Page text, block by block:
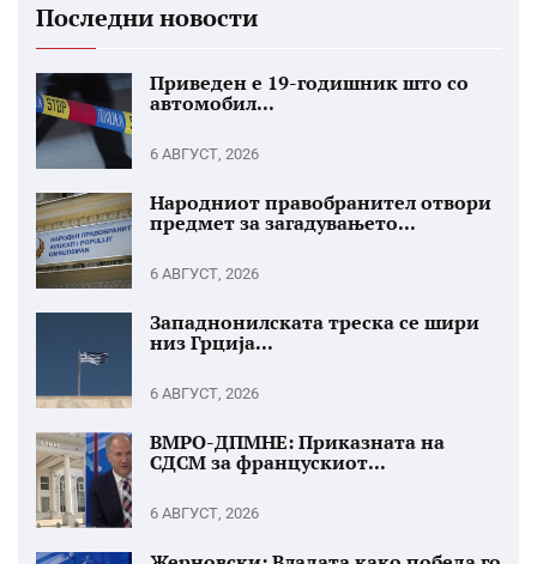
Последни новости
Приведен е 19-годишник што со
автомобил...
6 АВГУСТ, 2026
Народниот правобранител отвори
предмет за загадувањето...
6 АВГУСТ, 2026
Западнонилската треска се шири
низ Грција...
6 АВГУСТ, 2026
ВМРО-ДПМНЕ: Приказната на
СДСМ за францускиот...
6 АВГУСТ, 2026